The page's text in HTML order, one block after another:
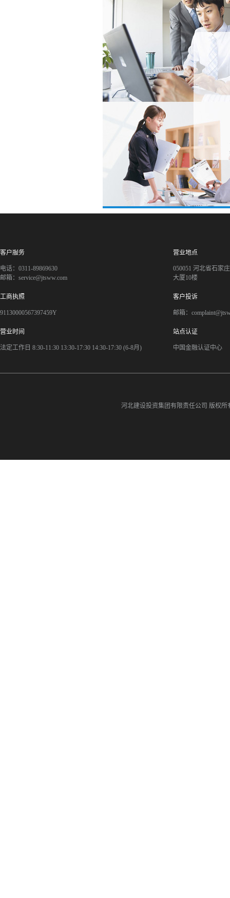
客户服务
电话：0311-89869630
邮箱：service@jtsww.com
营业地点
050051 河北省石家
大厦10楼
工商执照
91130000567397459Y
客户投诉
邮箱：
营业时间
法定工作日 8:30-11:30 13:30-17:30 14:30-17:30 (6-8月)
站点认证
中国金融认证中心
河北建设投资集团有限责任公司 版权所